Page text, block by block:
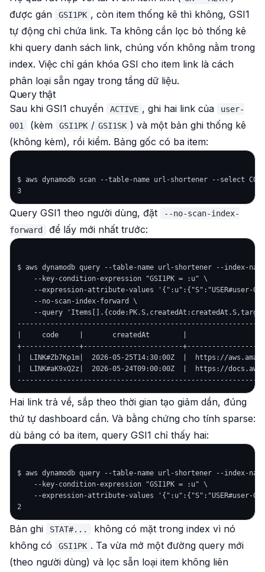
được gán
GSI1PK , còn item thống kê thì không, GSI1
tự động chỉ chứa link. Ta không cần lọc bỏ thống kê
khi query danh sách link, chúng vốn không nằm trong
index. Việc chỉ gán khóa GSI cho item link là cách
phân loại sẵn ngay trong tầng dữ liệu.
Query thật
Sau khi GSI1 chuyển
ACTIVE , ghi hai link của
user-
001
(kèm GSI1PK / GSI1SK ) và một bản ghi thống kê
(không kèm), rồi kiểm. Bảng gốc có ba item:
$ aws dynamodb scan --table-name url-shortener --select
Query GSI1 theo người dùng, đặt
--no-scan-index-
forward
để lấy mới nhất trước:
$ aws dynamodb query --table-name url-shortener --index-
    --key-condition-expression "GSI1PK = :u" \
--expression-attribute-values '{":u":{"S":"USER#user-
    --no-scan-index-forward \
--query
|     code     |       createdAt        |
+--------------+------------------------
|  LINK#Zb7Kp1m|  2026-05-25T14:30:00Z  |  https://
|  LINK#aK9xQ2z|  2026-05-24T09:00:00Z  |  https://
Hai link trả về, sắp theo thời gian tạo giảm dần, đúng
thứ tự dashboard cần. Và bằng chứng cho tính sparse:
dù bảng có ba item, query GSI1 chỉ thấy hai:
$ aws dynamodb query --table-name url-shortener --index-
    --key-condition-expression "GSI1PK = :u" \
--expression-attribute-values '{":u":{"S":"USER#user-
Bản ghi STAT#...
không có mặt trong index vì nó
không có
GSI1PK . Ta vừa mở một đường query mới
(theo người dùng) và lọc sẵn loại item không liên